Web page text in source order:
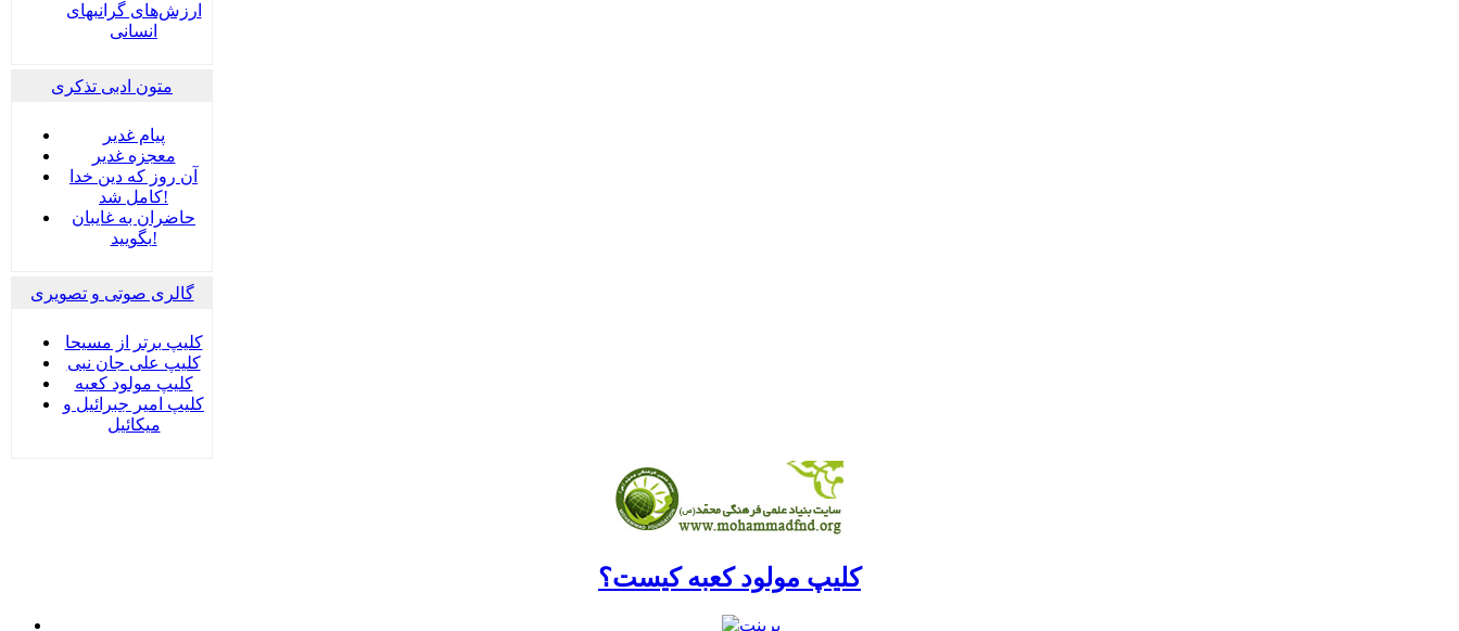
ارزش‌های گرانبهای
انسانی
متون ادبی تذکری
پيام غدير
معجزه غدیر
آن روز که دین خدا
کامل شد!
حاضران به غایبان
بگویید!
گالری صوتی و تصویری
کلیپ برتر از مسیحا
کلیپ علی جان نبی
کلیپ مولود کعبه
کلیپ امیر جبرائیل و
میکائیل
کلیپ مولود کعبه کیست؟